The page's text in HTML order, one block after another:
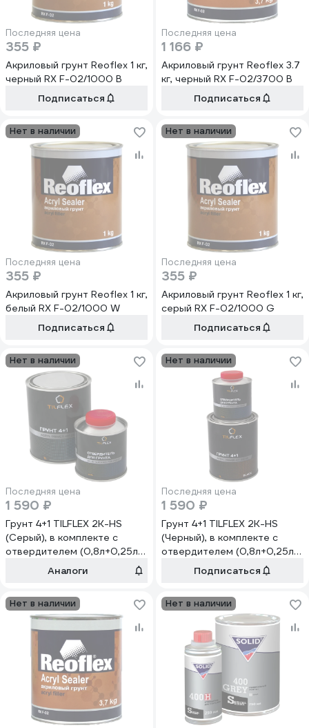
Последняя цена
355 ₽
Акриловый грунт Reoflex 1 кг,
черный RX F-02/1000 B
Подписаться
Последняя цена
1 166 ₽
Акриловый грунт Reoflex 3.7
кг, черный RX F-02/3700 B
Подписаться
Нет в наличии
Последняя цена
355 ₽
Акриловый грунт Reoflex 1 кг,
белый RX F-02/1000 W
Подписаться
Нет в наличии
Последняя цена
355 ₽
Акриловый грунт Reoflex 1 кг,
серый RX F-02/1000 G
Подписаться
Нет в наличии
Последняя цена
1 590 ₽
Грунт 4+1 TILFLEX 2K-HS
(Серый), в комплекте с
отвердителем (0,8л+0,25л)
Аналоги
Нет в наличии
Последняя цена
1 590 ₽
Грунт 4+1 TILFLEX 2K-HS
(Черный), в комплекте с
отвердителем (0,8л+0,25л)
TLS09NПодписаться
Нет в наличии Нет в наличии